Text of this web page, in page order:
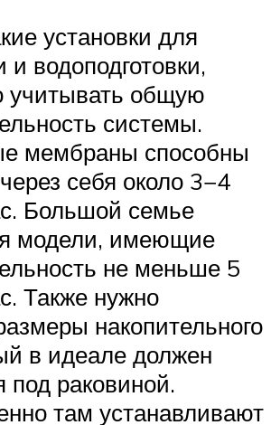
установки для
водоподготовки,
учитывать общую
системы.
мембраны способны
себя около 3−4
Большой семье
модели, имеющие
не меньше 5
Также нужно
накопительного
в идеале должен
под раковиной.
там устанавливают